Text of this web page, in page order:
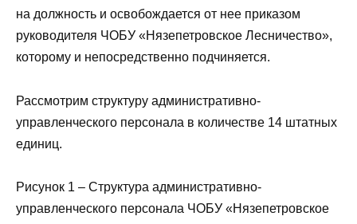
на должность и освобождается от нее приказом
руководителя ЧОБУ «Нязепетровское Лесничество»,
которому и непосредственно подчиняется.
Рассмотрим структуру административно-
управленческого персонала в количестве 14 штатных
единиц.
Рисунок 1 – Структура административно-
управленческого персонала ЧОБУ «Нязепетровское